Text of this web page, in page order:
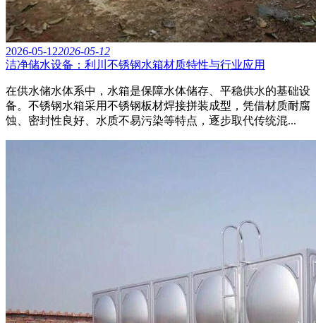
2026-05-122026-05-12
洁净储水设备：利川不锈钢水箱材质特性与行业应用
在供水储水体系中，水箱是保障水体储存、平稳供水的基础设
备。不锈钢水箱采用不锈钢板材焊接拼装成型，凭借材质耐腐
蚀、密封性良好、水质不易污染等特点，逐步取代传统混...